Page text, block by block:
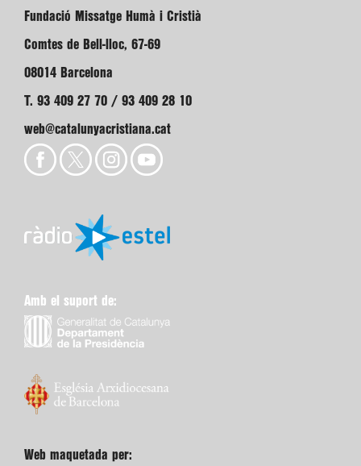
Fundació Missatge Humà i Cristià
Comtes de Bell-lloc, 67-69
08014 Barcelona
T. 93 409 27 70 / 93 409 28 10
web@catalunyacristiana.cat
Amb el suport de:
Web maquetada per: